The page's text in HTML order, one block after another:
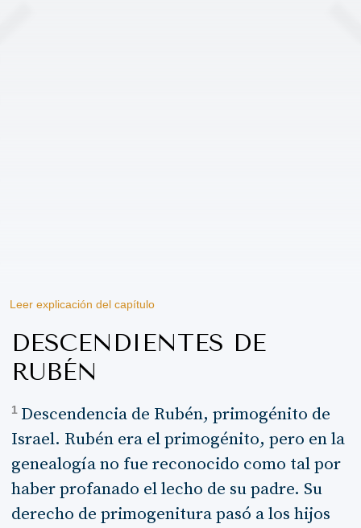
Leer explicación del capítulo
DESCENDIENTES DE
RUBÉN
1 Descendencia de Rubén, primogénito de
Israel. Rubén era el primogénito, pero en la
genealogía no fue reconocido como tal por
haber profanado el lecho de su padre. Su
derecho de primogenitura pasó a los hijos